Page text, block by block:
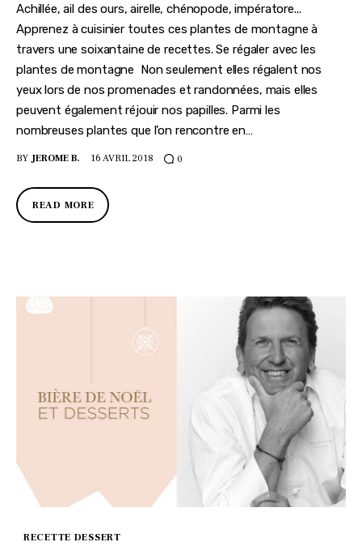
Achillée, ail des ours, airelle, chénopode, impératore...
Apprenez à cuisinier toutes ces plantes de montagne à
travers une soixantaine de recettes. Se régaler avec les
plantes de montagne Non seulement elles régalent nos
yeux lors de nos promenades et randonnées, mais elles
peuvent également réjouir nos papilles. Parmi les
nombreuses plantes que l’on rencontre en…
BY JEROME B. 16 AVRIL 2018 0
READ MORE
RECETTE DESSERT